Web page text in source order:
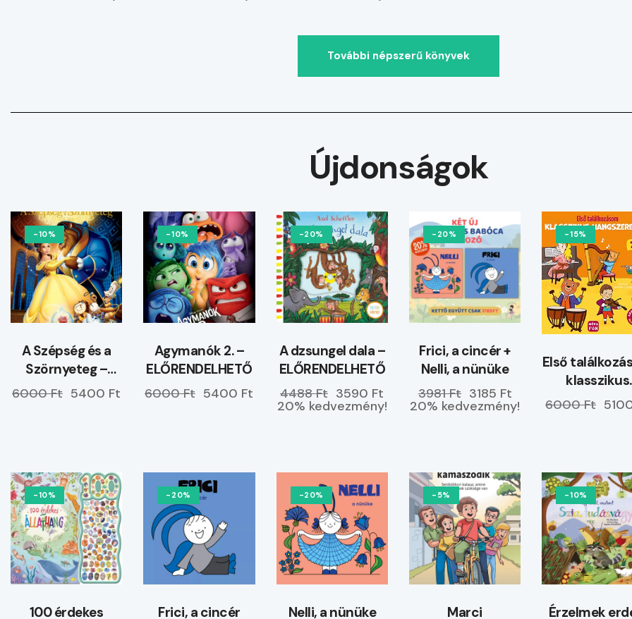
További népszerű könyvek
Újdonságok
-10%
A Szépség és a
Szörnyeteg –
ELŐRENDELHETŐ
6000 Ft 5400 Ft
-10%
Agymanók 2. –
ELŐRENDELHETŐ
6000 Ft 5400 Ft
-20%
A dzsungel dala –
ELŐRENDELHETŐ
4488 Ft 3590 Ft
20% kedvezmény!
-20%
Frici, a cincér +
Nelli, a nünüke
3981 Ft 3185 Ft
20% kedvezmény!
-15%
Első
klasszikus
6000 Ft
-10%
100 érdekes
-20%
Frici, a cincér
-20%
Nelli, a nünüke
-5%
Marci
-10%
Érzelmek